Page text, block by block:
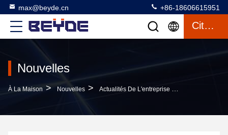
max@beyde.cn +86-18606615951
Citation
Nouvelles
À La Maison > Nouvelles > Actualités De L'entreprise Machine De Pose De Type Planétaire 1250 À La Thaïlande